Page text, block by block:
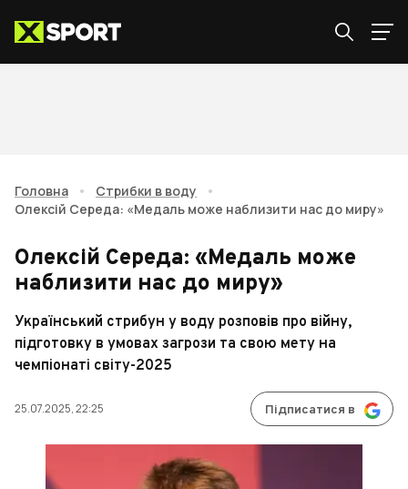
Головна • Стрибки в воду
•
Олексій Середа: «Медаль може наблизити нас до миру»
Олексій Середа: «Медаль може
наблизити нас до миру»
Український стрибун у воду розповів про війну,
підготовку в умовах загрози та свою мету на
чемпіонаті світу-2025
25.07.2025, 22:25 Підписатися в